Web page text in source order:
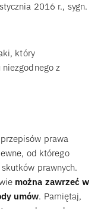
2016 r., sygn.
który
z
prawa
od którego
prawnych.
można zawrzeć w
umów. Pamiętaj,